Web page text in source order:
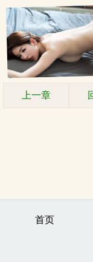
上一章
首页